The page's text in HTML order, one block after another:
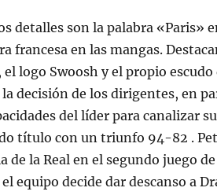
detalles son la palabra «Paris»
francesa en las mangas.
el logo Swoosh y el propio
decisión de los dirigentes, en
del líder para canalizar
título con un triunfo 94-82 .
de la Real en el segundo juego
equipo decide dar descanso a